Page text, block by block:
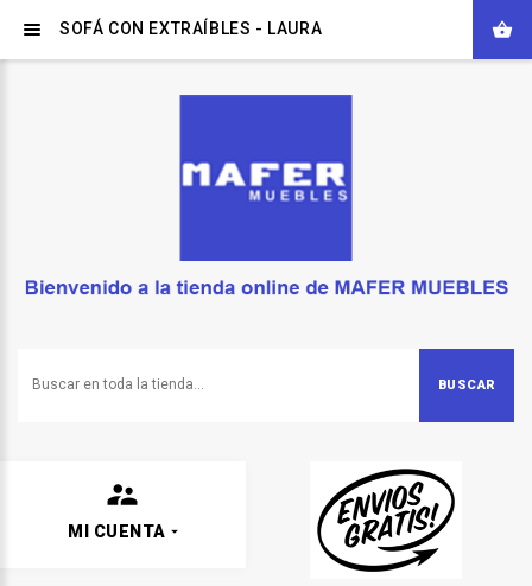
BUSCAR
MI CUENTA
SOFÁ CON EXTRAÍBLES - LAURA